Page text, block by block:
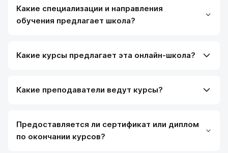
Какие специализации и направления
обучения предлагает школа?
Какие курсы предлагает эта онлайн-школа?
Какие преподаватели ведут курсы?
Предоставляется ли сертификат или диплом
по окончании курсов?